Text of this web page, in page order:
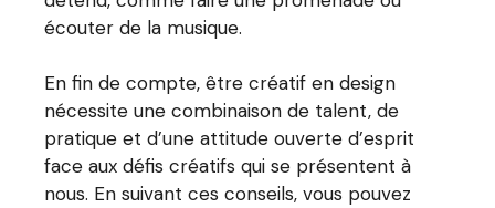
écouter de la musique.
En fin de compte, être créatif en design
nécessite une combinaison de talent, de
pratique et d’une attitude ouverte d’esprit
face aux défis créatifs qui se présentent à
nous. En suivant ces conseils, vous pouvez